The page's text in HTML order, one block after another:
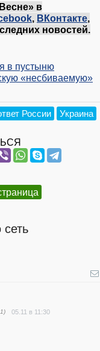
в
, ВКонтакте,
новостей.
в пустыню
«несбиваемую»
России Украина
05.11 в 11:30